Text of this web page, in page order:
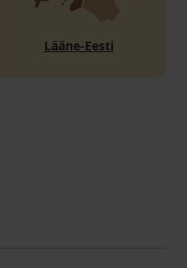
Lääne-Eesti